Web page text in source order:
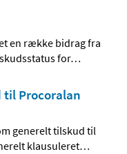
en række bidrag fra
for…
til Procoralan
generelt tilskud til
klausuleret…